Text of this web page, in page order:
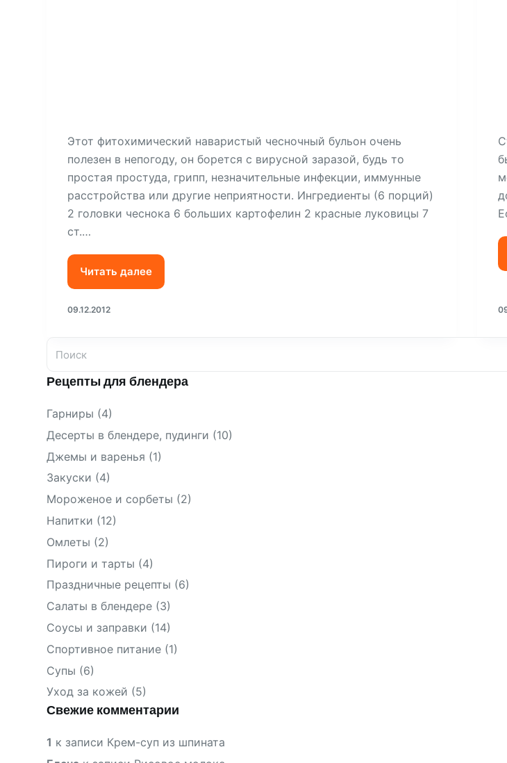
Этот фитохимический наваристый чесночный бульон очень
полезен в непогоду, он борется с вирусной заразой, будь то
простая простуда, грипп, незначительные инфекции, иммунные
расстройства или другие неприятности. Ингредиенты (6 порций)
2 головки чеснока 6 больших картофелин 2 красные луковицы 7
ст.…
Читать далее
09.12.2012
Рецепты для блендера
Гарниры (4)
Десерты в блендере, пудинги (10)
Джемы и варенья (1)
Закуски (4)
Мороженое и сорбеты (2)
Напитки (12)
Омлеты (2)
Пироги и тарты (4)
Праздничные рецепты (6)
Салаты в блендере (3)
Соусы и заправки (14)
Спортивное питание (1)
Супы (6)
Уход за кожей (5)
Свежие комментарии
1 к записи Крем-суп из шпината